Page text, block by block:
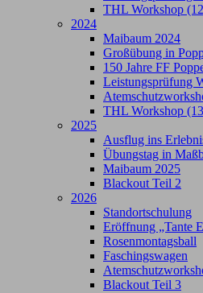
THL Workshop
2024
Maibaum 2024
Großübung in
150 Jahre FF
Leistungsprüfung
THL Workshop
2025
Ausflug ins
Übungstag in
Maibaum 2025
Blackout Teil 2
2026
Standortschulung
Eröffnung „Tante
Rosenmontagsball
Faschingswagen
Blackout Teil 3